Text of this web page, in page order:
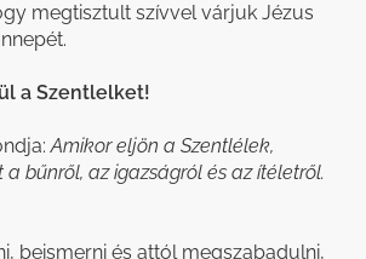
megtisztult szívvel várjuk Jézus
a Szentlelket!
Amikor eljön a Szentlélek,
bűnről, az igazságról és az ítéletről.
beismerni és attól megszabadulni,